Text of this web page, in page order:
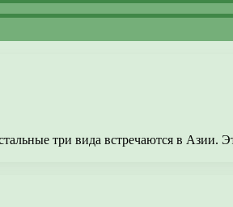
три вида встречаются в Азии.